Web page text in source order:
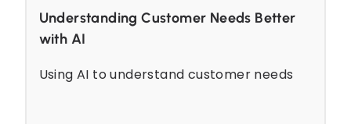
Understanding Customer Needs Better
with AI
Using AI to understand customer needs